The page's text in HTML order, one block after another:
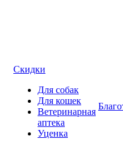
Скидки
Для собак
Для кошек
Ветеринарная
аптека
Уценка